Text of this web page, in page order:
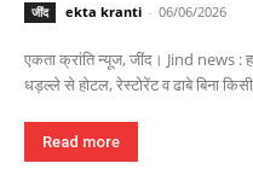
जींद ekta kranti - 06/06/2026
एकता क्रांति न्यूज, जींद। Jind news :
धड़ल्ले से होटल, रेस्टोरेंट व ढाबे बिना
Read more